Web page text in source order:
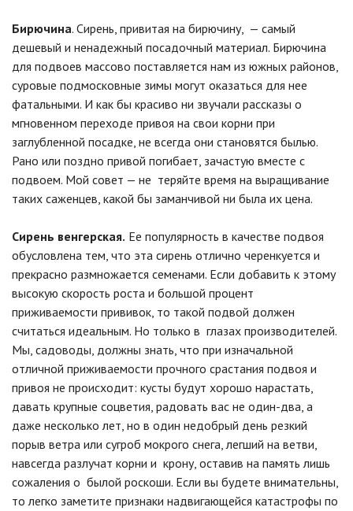
Бирючина. Сирень, привитая на бирючину, — самый
дешевый и ненадежный посадочный материал. Бирючина
для подвоев массово поставляется нам из южных районов,
суровые подмосковные зимы могут оказаться для нее
фатальными. И как бы красиво ни звучали рассказы о
мгновенном переходе привоя на свои корни при
заглубленной посадке, не всегда они становятся былью.
Рано или поздно привой погибает, зачастую вместе с
подвоем. Мой совет — не теряйте время на выращивание
таких саженцев, какой бы заманчивой ни была их цена.
Сирень венгерская. Ее популярность в качестве подвоя
обусловлена тем, что эта сирень отлично черенкуется и
прекрасно размножается семенами. Если добавить к этому
высокую скорость роста и большой процент
приживаемости прививок, то такой подвой должен
считаться идеальным. Но только в глазах производителей.
Мы, садоводы, должны знать, что при изначальной
отличной приживаемости прочного срастания подвоя и
привоя не происходит: кусты будут хорошо нарастать,
давать крупные соцветия, радовать вас не один-два, а
даже несколько лет, но в один недобрый день резкий
порыв ветра или сугроб мокрого снега, легший на ветви,
навсегда разлучат корни и крону, оставив на память лишь
сожаления о былой роскоши. Если вы будете внимательны,
то легко заметите признаки надвигающейся катастрофы по